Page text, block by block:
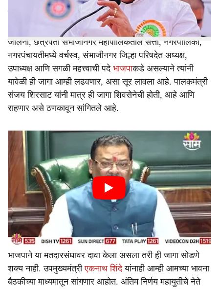
जालना, छत्रपती संभाजीनगर महापालिकेतील सत्ता, नगरपालिका,
नगरपंचायतीमध्ये वर्चस्व, संभाजीनगर जिल्हा परिषदेत अध्यक्ष,
उपाध्यक्ष आणि सगळी महत्त्वाची पदे भाजपाकडे असल्याने त्यांनी
यावेळी ही जागा आम्ही लढवणार, असा सूर लावला आहे. पालकमंत्री
संजय शिरसाट यांनी मात्र ही जागा शिवसेनेची होती, आहे आणि
राहणार असे ठणकावून सांगितले आहे.
भाजपाने या मतदारसंघावर दावा केला असला तरी ही जागा सोडणे
शक्य नाही. उपमुख्यमंत्रीएकनाथ शिंदेयांनाही आम्ही आमच्या भावना
बैठकीच्या माध्यमातून सांगणार आहोत. अंतिम निर्णय महायुतीचे नेते